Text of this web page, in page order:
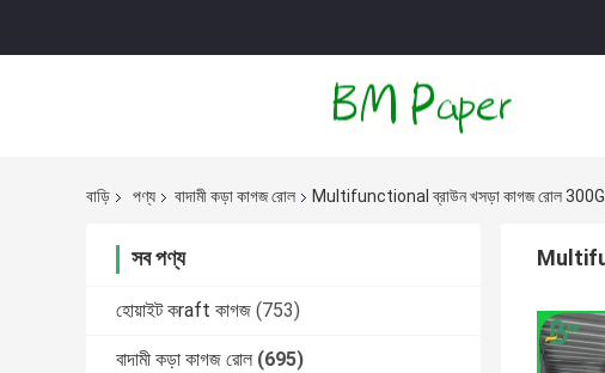
বাড়ি পণ্য বাদামী কড়া কাগজ রোল Multifunctional ব্রাউন খসড়া কাগজ রোল
সব পণ্য
হোয়াইট কraft কাগজ (753)
বাদামী কড়া কাগজ রোল (695)